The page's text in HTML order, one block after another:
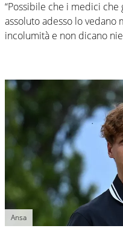
“Possibile che i medici
assoluto adesso lo
incolumità e non dicano
Ansa